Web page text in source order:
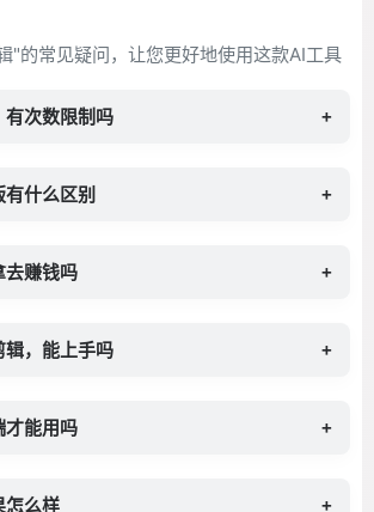
"的常见疑问，让您更好地使用这款AI工具
有次数限制吗 +
什么区别 +
去赚钱吗 +
辑，能上手吗 +
才能用吗 +
怎么样 +